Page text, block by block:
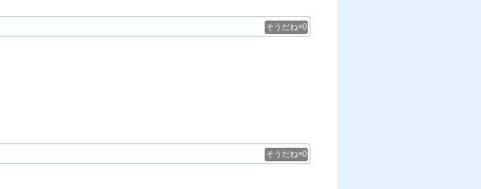
0
0